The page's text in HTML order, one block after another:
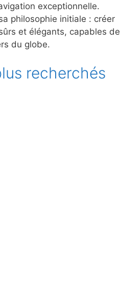
exceptionnelle.
philosophie initiale : créer
et élégants, capables de
du globe.
recherchés